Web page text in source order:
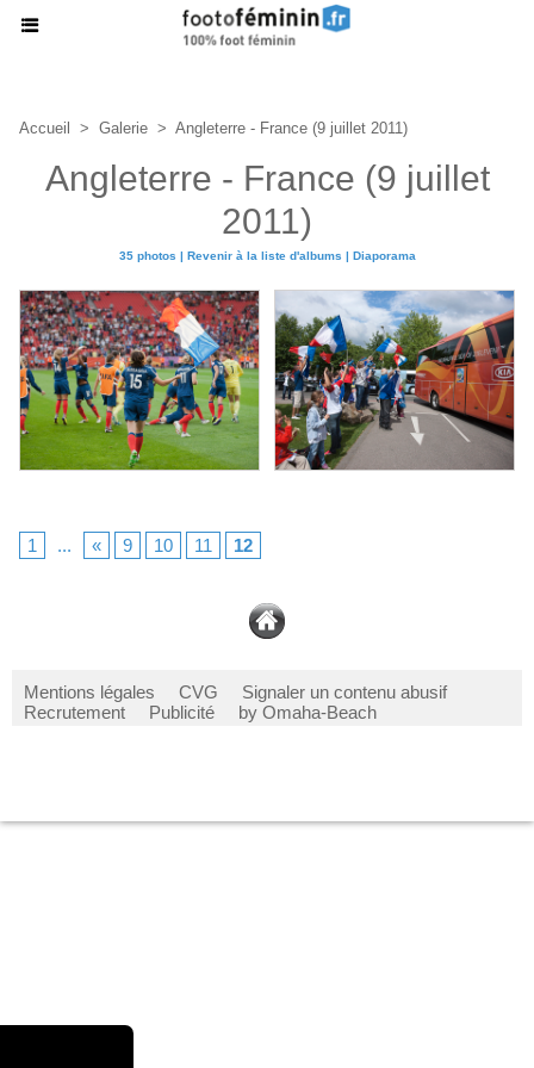
Accueil > Galerie > Angleterre - France (9 juillet 2011)
Angleterre - France (9 juillet
2011)
35 photos | Revenir à la liste d'albums | Diaporama
1 ... « 9 10 11 12
Mentions légales CVG
Signaler un contenu abusif
Recrutement
Publicité by Omaha-Beach